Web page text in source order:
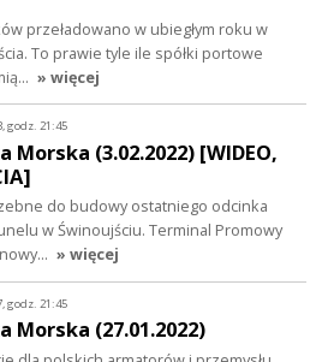
przeładowano w ubiegłym roku w
To prawie tyle ile spółki portowe
» więcej
godz. 21:45
Morska (3.02.2022) [WIDEO,
do budowy ostatniego odcinka
w Świnoujściu. Terminal Promowy
» więcej
godz. 21:45
Morska (27.01.2022)